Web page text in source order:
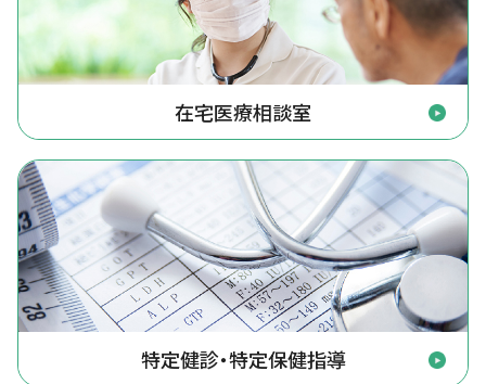
在宅医療相談室
特定健診・特定保健指導